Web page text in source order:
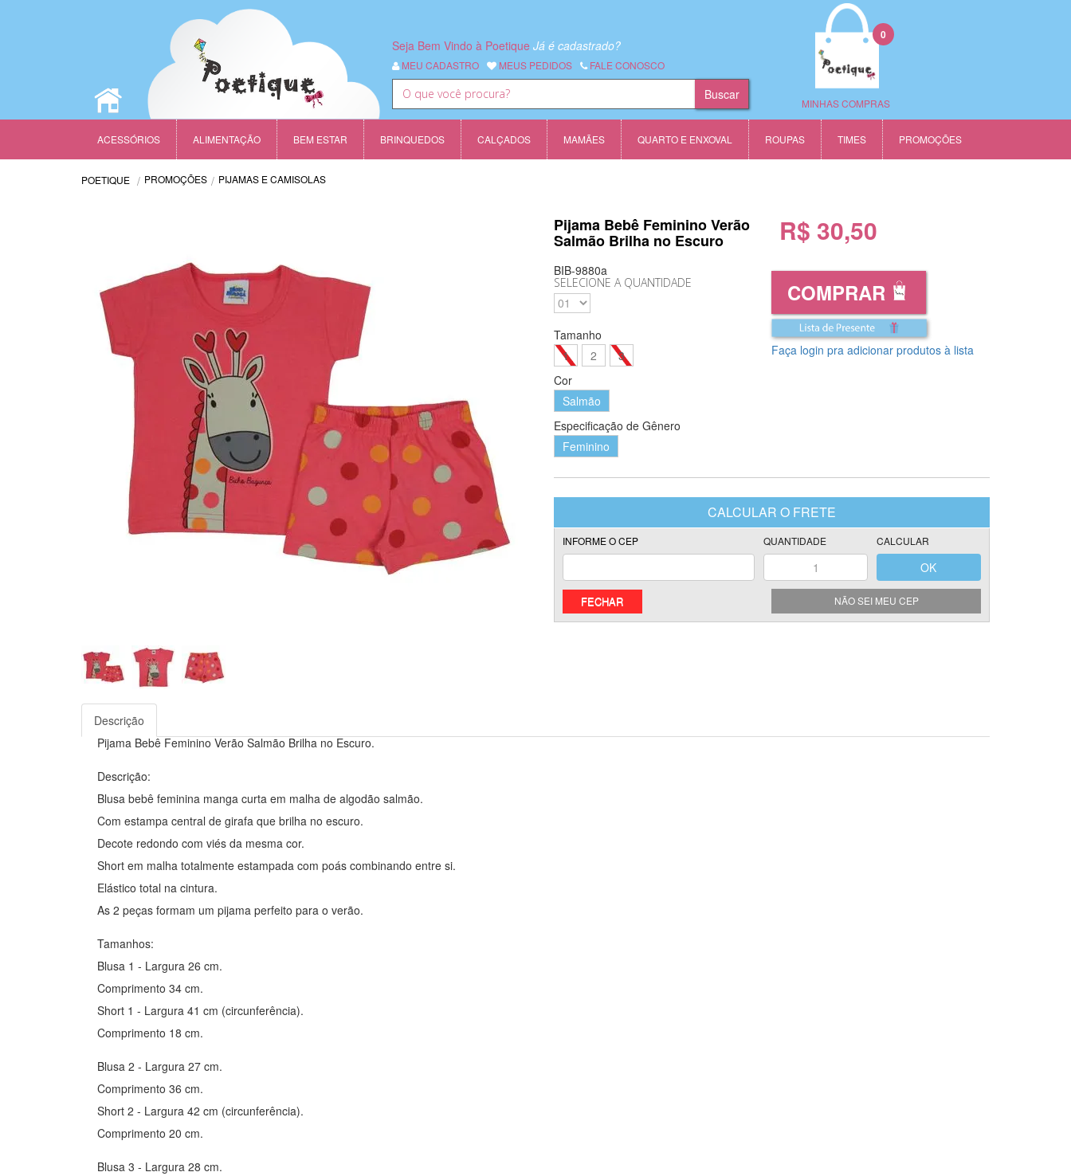
Seja Bem Vindo à Poetique Já é cadastrado?
MEU CADASTRO MEUS PEDIDOS FALE CONOSCO
MINHAS COMPRAS
0
ACESSÓRIOS ALIMENTAÇÃO BEM ESTAR BRINQUEDOS CALÇADOS MAMÃES QUARTO E ENXOVAL ROUPAS TIMES PROMOÇÕES
POETIQUE PROMOÇÕES PIJAMAS E CAMISOLAS
R$ 30,50
COMPRAR
Faça login pra adicionar produtos à lista
Pijama Bebê Feminino Verão
Salmão Brilha no Escuro
BIB-9880a
SELECIONE A QUANTIDADE
Tamanho
1
2
3
Cor
Salmão
Especificação de Gênero
Feminino
NÃO SEI MEU CEP
FECHAR
Descrição
Pijama Bebê Feminino Verão Salmão Brilha no Escuro.
Descrição:
Blusa bebê feminina manga curta em malha de algodão salmão.
Com estampa central de girafa que brilha no escuro.
Decote redondo com viés da mesma cor.
Short em malha totalmente estampada com poás combinando entre si.
Elástico total na cintura.
As 2 peças formam um pijama perfeito para o verão.
Tamanhos:
Blusa 1 - Largura 26 cm.
Comprimento 34 cm.
Short 1 - Largura 41 cm (circunferência).
Comprimento 18 cm.
Blusa 2 - Largura 27 cm.
Comprimento 36 cm.
Short 2 - Largura 42 cm (circunferência).
Comprimento 20 cm.
Blusa 3 - Largura 28 cm.